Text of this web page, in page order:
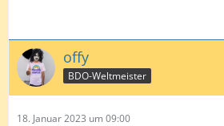
offy
BDO-Weltmeister
18. Januar 2023 um 09:00